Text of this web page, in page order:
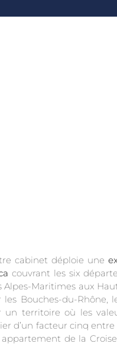
cabinet déploie une
couvrant les six
Alpes-Maritimes aux
les Bouches-du-Rhône,
un territoire où les
d’un facteur cinq
de la